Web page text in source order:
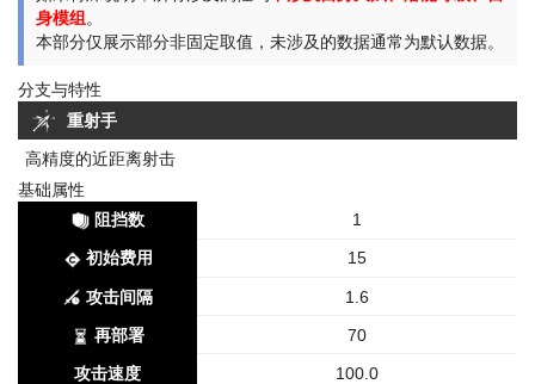
身模组 。
本部分仅展示部分非固定取值，未涉及的数据通常为默认数据。
分支与特性
重射手
高精度的近距离射击
基础属性
阻挡数
1
初始费用 15
攻击间隔 1.6
再部署 70
攻击速度 100.0